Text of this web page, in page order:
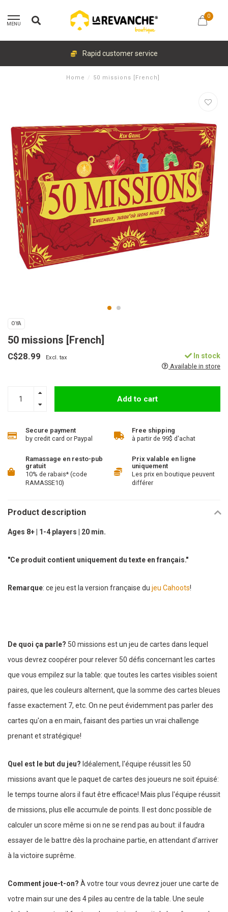
MENU
0
Rapid customer service
Home / 50 missions [French]
OYA
50 missions [French]
C$28.99 Excl. tax In stock
Available in store
Add to cart
Secure payment
by credit card or Paypal
Free shipping
à partir de 99$ d'achat
Ramassage en resto-pub
gratuit
10% de rabais* (code
RAMASSE10)
Prix valable en ligne
uniquement
Les prix en boutique peuvent
différer
Product description
Ages 8+ | 1-4 players | 20 min.
"Ce produit contient uniquement du texte en français."
Remarque: ce jeu est la version française du jeu Cahoots!
De quoi ça parle? 50 missions est un jeu de cartes dans lequel
vous devrez coopérer pour relever 50 défis concernant les cartes
que vous empilez sur la table: que toutes les cartes visibles soient
paires, que les couleurs alternent, que la somme des cartes bleues
fasse exactement 7, etc. On ne peut évidemment pas parler des
cartes qu'on a en main, faisant des parties un vrai challenge
prenant et stratégique!
Quel est le but du jeu? Idéalement, l'équipe réussit les 50
missions avant que le paquet de cartes des joueurs ne soit épuisé:
le temps tourne alors il faut être efficace! Mais plus l'équipe réussit
de missions, plus elle accumule de points. Il est donc possible de
calculer un score même si on ne se rend pas au bout: il faudra
essayer de le battre dès la prochaine partie, en attendant d'arriver
à la victoire suprême.
Comment joue-t-on? À votre tour vous devrez jouer une carte de
votre main sur une des 4 piles au centre de la table. Une seule